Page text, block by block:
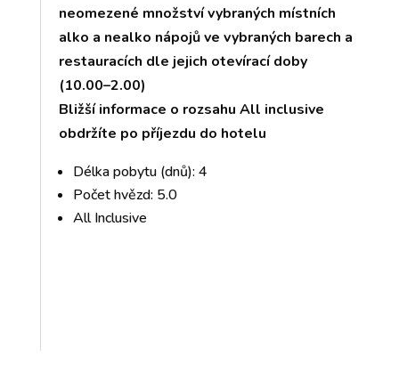
neomezené množství vybraných místních
alko a nealko nápojů ve vybraných barech a
restauracích dle jejich otevírací doby
(10.00–2.00)
Bližší informace o rozsahu All inclusive
obdržíte po příjezdu do hotelu
Délka pobytu (dnů): 4
Počet hvězd: 5.0
All Inclusive